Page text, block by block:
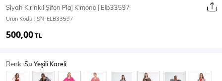
T-Shirt
Siyah Kırinkıl Şifon Plaj Kimono | Elb33597
Ürün Kodu : SN-ELB33597
500,00TL
Renk:Su Yeşili Kareli